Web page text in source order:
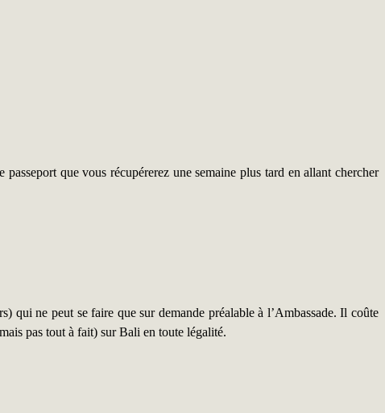
que vous récupérerez une semaine plus tard en allant chercher
qui ne peut se faire que sur demande préalable à l’Ambassade. Il coûte
pas tout à fait) sur Bali en toute légalité.